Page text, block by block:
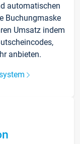
automatischen
Buchungmaske
Umsatz indem
anbieten.